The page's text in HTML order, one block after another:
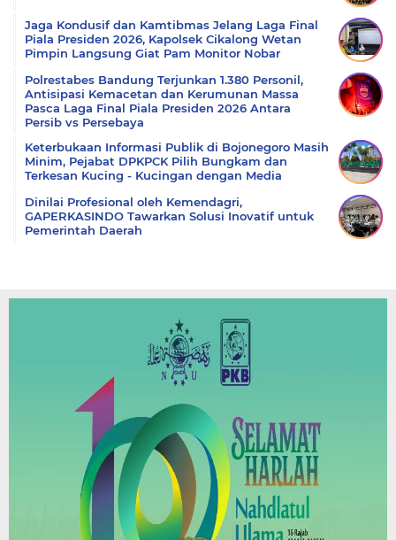
Jaga Kondusif dan Kamtibmas Jelang Laga Final
Piala Presiden 2026, Kapolsek Cikalong Wetan
Pimpin Langsung Giat Pam Monitor Nobar
Polrestabes Bandung Terjunkan 1.380 Personil,
Antisipasi Kemacetan dan Kerumunan Massa
Pasca Laga Final Piala Presiden 2026 Antara
Persib vs Persebaya
Keterbukaan Informasi Publik di Bojonegoro Masih
Minim, Pejabat DPKPCK Pilih Bungkam dan
Terkesan Kucing - Kucingan dengan Media
Dinilai Profesional oleh Kemendagri,
GAPERKASINDO Tawarkan Solusi Inovatif untuk
Pemerintah Daerah